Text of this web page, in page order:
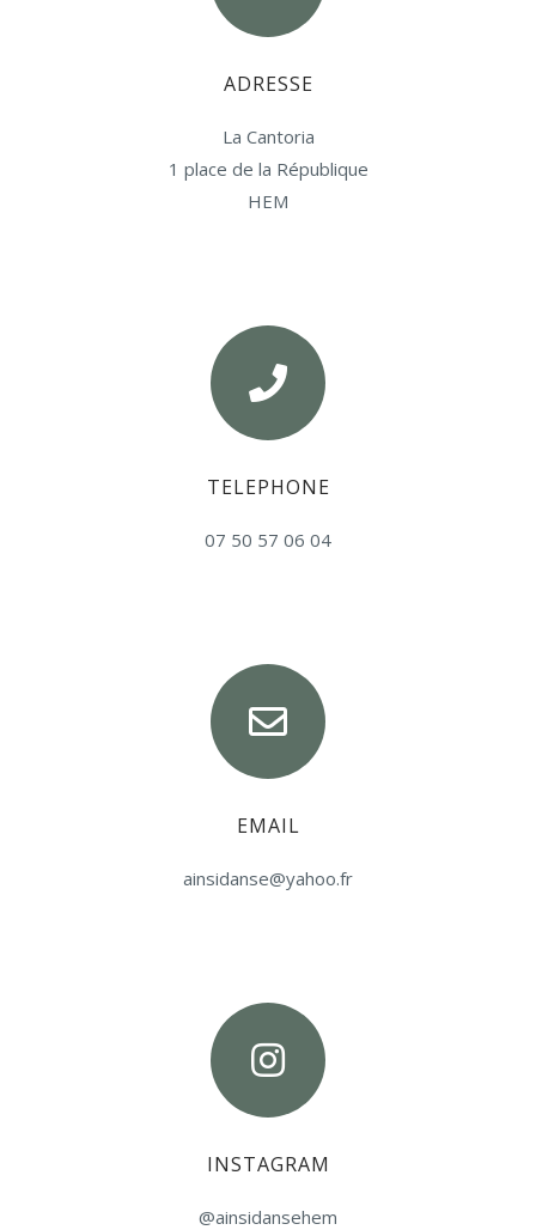
ADRESSE
La Cantoria
1 place de la République
HEM
TELEPHONE
07 50 57 06 04
EMAIL
ainsidanse@yahoo.fr
INSTAGRAM
@ainsidansehem